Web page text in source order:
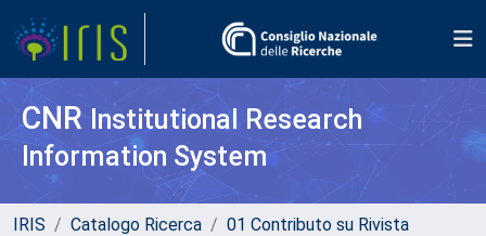
CNR Institutional Research
Information System
IRIS Catalogo Ricerca
01 Contributo su Rivista